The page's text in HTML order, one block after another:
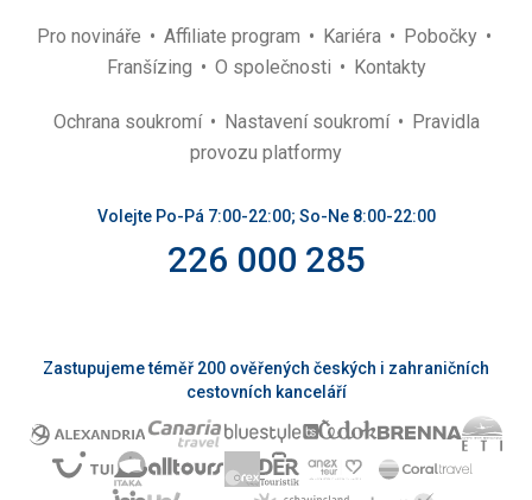
Pro novináře Affiliate program Kariéra
Pobočky
Franšízing
O společnosti Kontakty
Ochrana soukromí Nastavení soukromí
Pravidla
provozu platformy
Volejte Po-Pá 7:00-22:00; So-Ne 8:00-22:00
226 000 285
Zastupujeme téměř 200 ověřených českých i zahraničních
cestovních kanceláří